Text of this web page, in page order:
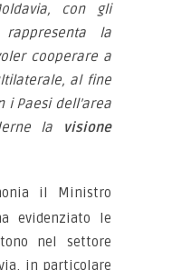
con gli
la
cooperare a
al fine
Paesi dell’area
la visione
il Ministro
evidenziato le
nel settore
in particolare